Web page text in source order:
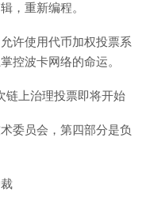
，重新编程。
许使用代币加权投票系
控波卡网络的命运。
链上治理投票即将开始
委员会，第四部分是负